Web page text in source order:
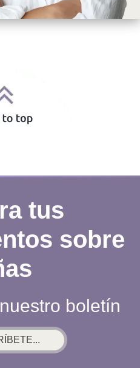
tus
sobre
boletín